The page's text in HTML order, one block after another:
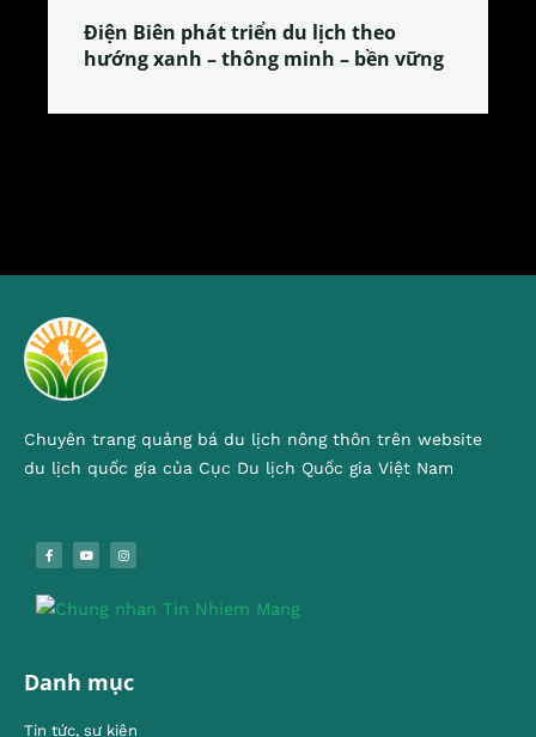
Làng làm bánh tẻ Phú Nhi – nơi lan
tỏa đặc sản xứ Đoài
Chuyên trang quảng bá du lịch nông thôn trên website
du lịch quốc gia của Cục Du lịch Quốc gia Việt Nam
Danh mục
Tin tức, sự kiện